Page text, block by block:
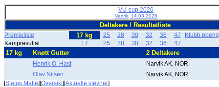
VU-cup 2026
Narvik, 14.03.2026
Deltakere / Resultatliste
Premieliste 17 kg 25 28 30 32 36 47
Klubb
Kampresultat
17 25 28 30 32 36 47
17 kg Knøtt Gutter 2 Deltakere
Henrik O. Hast
Narvik AK, NOR
Olav Nilsen
Narvik AK, NOR
[Status Matte][Oversikt][Aktuelle stevner]